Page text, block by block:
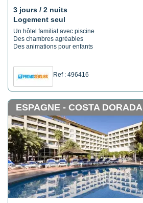
3 jours / 2 nuits
Logement seul
Un hôtel familial avec piscine
Des chambres agréables
Des animations pour enfants
Ref : 496416
ESPAGNE - COSTA DORADA